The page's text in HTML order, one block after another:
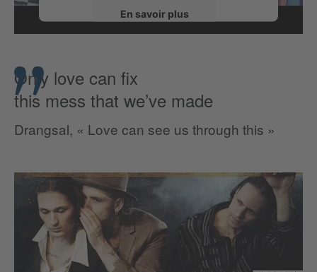
En savoir plus
Only love can fix
this mess that we’ve made
Drangsal, « Love can see us through this »